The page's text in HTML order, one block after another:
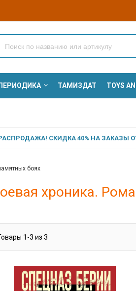
ПЕРИОДИКА ТАМИЗДАТ TOYS
СКИДКА 40% НА ЗАКАЗЫ
боях
хроника.
1 -3 из3